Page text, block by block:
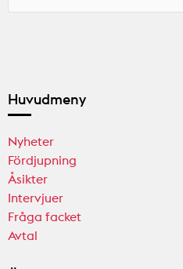
Huvudmeny
Nyheter
Fördjupning
Åsikter
Intervjuer
Fråga facket
Avtal